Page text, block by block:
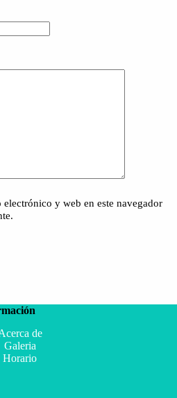
y web en este navegador
de
Galeria
Horario